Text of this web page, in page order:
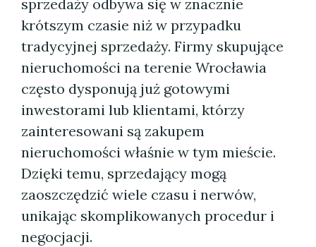
sprzedaży odbywa się w znacznie
krótszym czasie niż w przypadku
tradycyjnej sprzedaży. Firmy skupujące
nieruchomości na terenie Wrocławia
często dysponują już gotowymi
inwestorami lub klientami, którzy
zainteresowani są zakupem
nieruchomości właśnie w tym mieście.
Dzięki temu, sprzedający mogą
zaoszczędzić wiele czasu i nerwów,
unikając skomplikowanych procedur i
negocjacji.